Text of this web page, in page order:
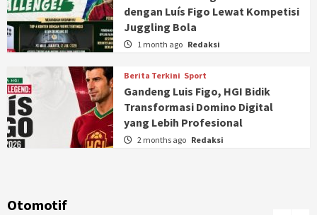
dengan Luís Figo Lewat Kompetisi
Juggling Bola
1 month ago Redaksi
Berita Terkini Sport
Gandeng Luis Figo, HGI Bidik
Transformasi Domino Digital
yang Lebih Profesional
2 months ago Redaksi
Otomotif